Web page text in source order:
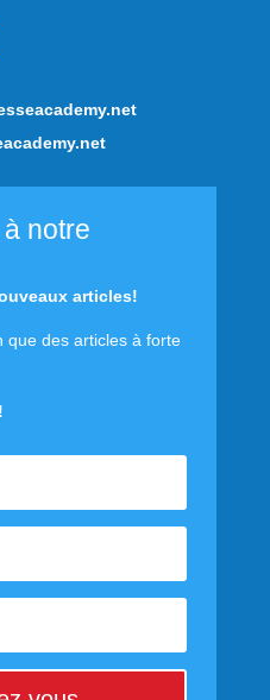
notre
articles!
que des articles à forte